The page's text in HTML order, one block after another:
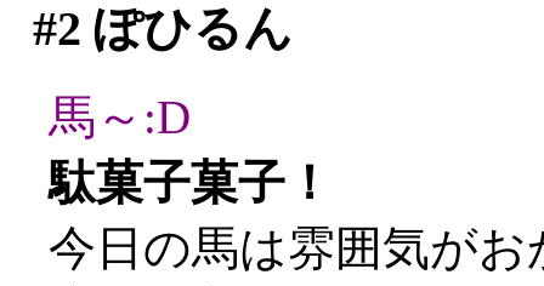
#2 ぽひるん
馬～:D
駄菓子菓子！
今日の馬は雰囲気が